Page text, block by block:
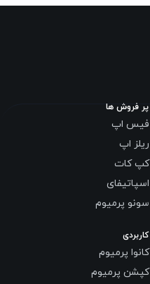
پر فروش ها
فیس اپ
ریلز اپ
کپ کات
اسپاتیفای
سونو پرمیوم
کاربردی
کانوا پرمیوم
کپشن پرمیوم